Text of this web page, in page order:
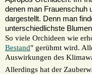
denen man Frauenschuh
dargestellt. Denn man
unterschiedlichste
So viele Orchideen wie
Bestand" gerühmt wird.
Auswirkungen des
Allerdings hat der